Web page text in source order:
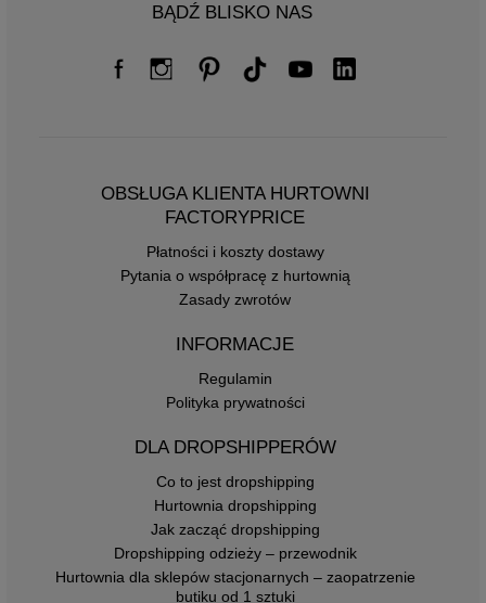
BĄDŹ BLISKO NAS
OBSŁUGA KLIENTA HURTOWNI
FACTORYPRICE
Płatności i koszty dostawy
Pytania o współpracę z hurtownią
Zasady zwrotów
INFORMACJE
Regulamin
Polityka prywatności
DLA DROPSHIPPERÓW
Co to jest dropshipping
Hurtownia dropshipping
Jak zacząć dropshipping
Dropshipping odzieży – przewodnik
Hurtownia dla sklepów stacjonarnych – zaopatrzenie
butiku od 1 sztuki